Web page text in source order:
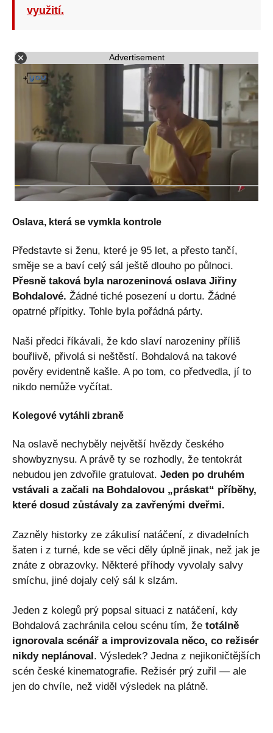
využití.
Advertisement
Oslava, která se vymkla kontrole
Představte si ženu, které je 95 let, a přesto tančí,
směje se a baví celý sál ještě dlouho po půlnoci.
Přesně taková byla narozeninová oslava Jiřiny
Bohdalové. Žádné tiché posezení u dortu. Žádné
opatrné přípitky. Tohle byla pořádná párty.
Naši předci říkávali, že kdo slaví narozeniny příliš
bouřlivě, přivolá si neštěstí. Bohdalová na takové
pověry evidentně kašle. A po tom, co předvedla, jí to
nikdo nemůže vyčítat.
Kolegové vytáhli zbraně
Na oslavě nechyběly největší hvězdy českého
showbyznysu. A právě ty se rozhodly, že tentokrát
nebudou jen zdvořile gratulovat. Jeden po druhém
vstávali a začali na Bohdalovou „práskat“ příběhy,
které dosud zůstávaly za zavřenými dveřmi.
Zazněly historky ze zákulisí natáčení, z divadelních
šaten i z turné, kde se věci děly úplně jinak, než jak je
znáte z obrazovky. Některé příhody vyvolaly salvy
smíchu, jiné dojaly celý sál k slzám.
Jeden z kolegů prý popsal situaci z natáčení, kdy
Bohdalová zachránila celou scénu tím, že totálně
ignorovala scénář a improvizovala něco, co režisér
nikdy neplánoval. Výsledek? Jedna z nejikoničtějších
scén české kinematografie. Režisér prý zuřil — ale
jen do chvíle, než viděl výsledek na plátně.